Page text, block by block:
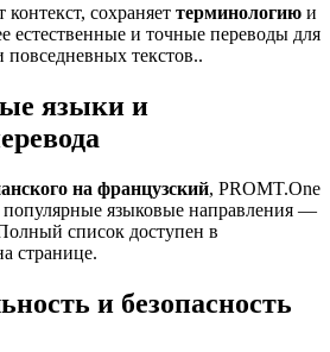
контекст, сохраняет терминологию и
естественные и точные переводы для
повседневных текстов..
языки и
на французский, PROMT.One
популярные языковые направления —
список доступен в
странице.
и безопасность